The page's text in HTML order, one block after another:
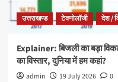
उत्तराखण्ड टेक्नोलॉजी देश /
Explainer: बिजली का बड़ा
का विस्तार, दुनिया में हम कहां?
admin 19 July 2026 0